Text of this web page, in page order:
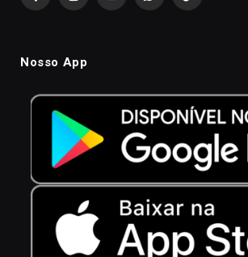
Nosso App